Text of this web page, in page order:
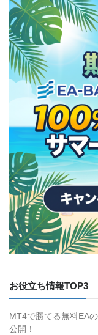
お役立ち情報TOP3
MT4で勝てる無料EA
公開！